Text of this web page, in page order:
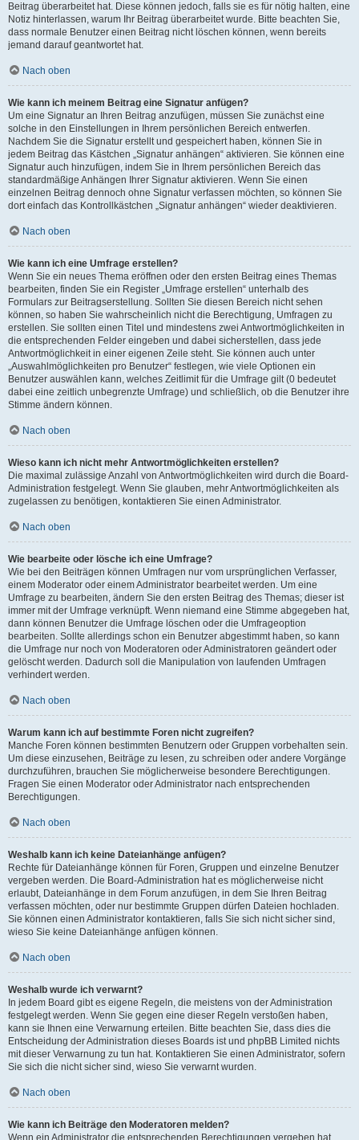
Beitrag überarbeitet hat. Diese können jedoch, falls sie es für nötig halten, eine
Notiz hinterlassen, warum Ihr Beitrag überarbeitet wurde. Bitte beachten Sie,
dass normale Benutzer einen Beitrag nicht löschen können, wenn bereits
jemand darauf geantwortet hat.
Nach oben
Wie kann ich meinem Beitrag eine Signatur anfügen?
Um eine Signatur an Ihren Beitrag anzufügen, müssen Sie zunächst eine
solche in den Einstellungen in Ihrem persönlichen Bereich entwerfen.
Nachdem Sie die Signatur erstellt und gespeichert haben, können Sie in
jedem Beitrag das Kästchen „Signatur anhängen“ aktivieren. Sie können eine
Signatur auch hinzufügen, indem Sie in Ihrem persönlichen Bereich das
standardmäßige Anhängen Ihrer Signatur aktivieren. Wenn Sie einen
einzelnen Beitrag dennoch ohne Signatur verfassen möchten, so können Sie
dort einfach das Kontrollkästchen „Signatur anhängen“ wieder deaktivieren.
Nach oben
Wie kann ich eine Umfrage erstellen?
Wenn Sie ein neues Thema eröffnen oder den ersten Beitrag eines Themas
bearbeiten, finden Sie ein Register „Umfrage erstellen“ unterhalb des
Formulars zur Beitragserstellung. Sollten Sie diesen Bereich nicht sehen
können, so haben Sie wahrscheinlich nicht die Berechtigung, Umfragen zu
erstellen. Sie sollten einen Titel und mindestens zwei Antwortmöglichkeiten in
die entsprechenden Felder eingeben und dabei sicherstellen, dass jede
Antwortmöglichkeit in einer eigenen Zeile steht. Sie können auch unter
„Auswahlmöglichkeiten pro Benutzer“ festlegen, wie viele Optionen ein
Benutzer auswählen kann, welches Zeitlimit für die Umfrage gilt (0 bedeutet
dabei eine zeitlich unbegrenzte Umfrage) und schließlich, ob die Benutzer ihre
Stimme ändern können.
Nach oben
Wieso kann ich nicht mehr Antwortmöglichkeiten erstellen?
Die maximal zulässige Anzahl von Antwortmöglichkeiten wird durch die Board-
Administration festgelegt. Wenn Sie glauben, mehr Antwortmöglichkeiten als
zugelassen zu benötigen, kontaktieren Sie einen Administrator.
Nach oben
Wie bearbeite oder lösche ich eine Umfrage?
Wie bei den Beiträgen können Umfragen nur vom ursprünglichen Verfasser,
einem Moderator oder einem Administrator bearbeitet werden. Um eine
Umfrage zu bearbeiten, ändern Sie den ersten Beitrag des Themas; dieser ist
immer mit der Umfrage verknüpft. Wenn niemand eine Stimme abgegeben hat,
dann können Benutzer die Umfrage löschen oder die Umfrageoption
bearbeiten. Sollte allerdings schon ein Benutzer abgestimmt haben, so kann
die Umfrage nur noch von Moderatoren oder Administratoren geändert oder
gelöscht werden. Dadurch soll die Manipulation von laufenden Umfragen
verhindert werden.
Nach oben
Warum kann ich auf bestimmte Foren nicht zugreifen?
Manche Foren können bestimmten Benutzern oder Gruppen vorbehalten sein.
Um diese einzusehen, Beiträge zu lesen, zu schreiben oder andere Vorgänge
durchzuführen, brauchen Sie möglicherweise besondere Berechtigungen.
Fragen Sie einen Moderator oder Administrator nach entsprechenden
Berechtigungen.
Nach oben
Weshalb kann ich keine Dateianhänge anfügen?
Rechte für Dateianhänge können für Foren, Gruppen und einzelne Benutzer
vergeben werden. Die Board-Administration hat es möglicherweise nicht
erlaubt, Dateianhänge in dem Forum anzufügen, in dem Sie Ihren Beitrag
verfassen möchten, oder nur bestimmte Gruppen dürfen Dateien hochladen.
Sie können einen Administrator kontaktieren, falls Sie sich nicht sicher sind,
wieso Sie keine Dateianhänge anfügen können.
Nach oben
Weshalb wurde ich verwarnt?
In jedem Board gibt es eigene Regeln, die meistens von der Administration
festgelegt werden. Wenn Sie gegen eine dieser Regeln verstoßen haben,
kann sie Ihnen eine Verwarnung erteilen. Bitte beachten Sie, dass dies die
Entscheidung der Administration dieses Boards ist und phpBB Limited nichts
mit dieser Verwarnung zu tun hat. Kontaktieren Sie einen Administrator, sofern
Sie sich die nicht sicher sind, wieso Sie verwarnt wurden.
Nach oben
Wie kann ich Beiträge den Moderatoren melden?
Wenn ein Administrator die entsprechenden Berechtigungen vergeben hat,